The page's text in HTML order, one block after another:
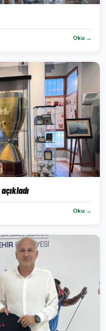
Oku →
Oku →